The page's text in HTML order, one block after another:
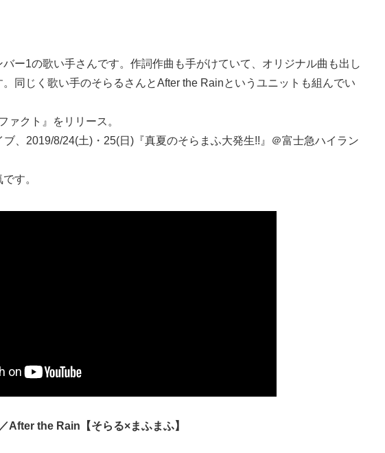
ー1の歌い手さんです。作詞作曲も手がけていて、オリジナル曲も出し
同じく歌い手のそらるさんとAfter the Rainというユニットも組んでい
ァクト』をリリース。
、2019/8/24(土)・25(日)『真夏のそらまふ大発生!!』＠富士急ハイラン
す。
After the Rain【そらる×まふまふ】